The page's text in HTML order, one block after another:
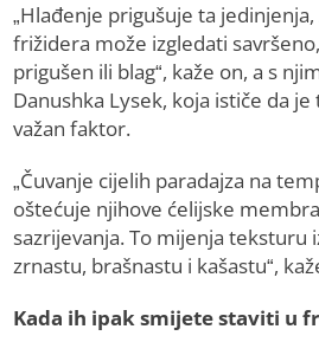
„Hlađenje prigušuje ta
frižidera može izgledati
prigušen ili blag“, kaže on, a s
Danushka Lysek, koja ističe da
važan faktor.
„Čuvanje cijelih paradajza na
oštećuje njihove ćelijske
sazrijevanja. To mijenja teksturu
zrnastu, brašnastu i kašastu“,
Kada ih ipak smijete staviti u